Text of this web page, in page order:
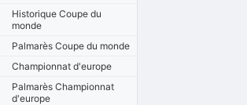
Historique Coupe du
monde
Palmarès Coupe du monde
Championnat d'europe
Palmarès Championnat
d'europe